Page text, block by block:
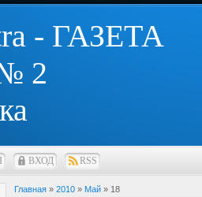
- ГАЗЕТА
2
ВХОД RSS
Главная » 2010 » Май » 18